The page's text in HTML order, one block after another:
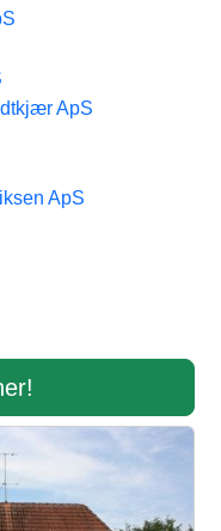
ApS
ApS